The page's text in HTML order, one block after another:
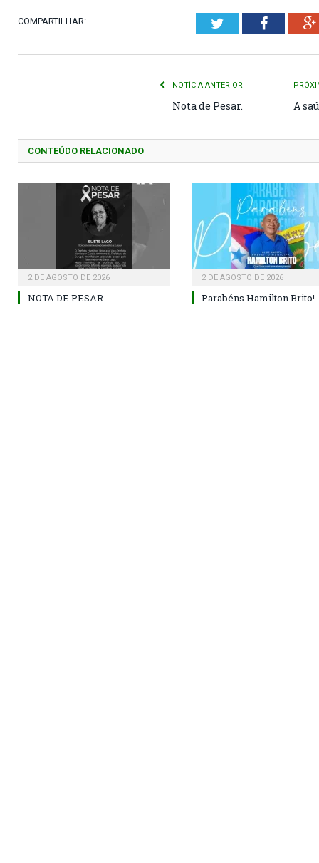
COMPARTILHAR: Twitter
NOTÍCIA ANTERIOR
Nota de Pesar. A
CONTEÚDO RELACIONADO
2 DE AGOSTO DE 2026
NOTA DE PESAR.
2 DE AGOSTO DE 2026
Parabéns Hamilton Brito!